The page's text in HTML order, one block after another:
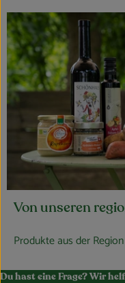
Von unseren
Produkte aus der Region
Du hast eine Frage? Wir